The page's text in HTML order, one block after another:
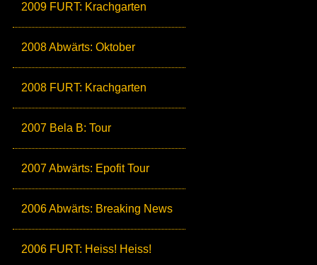
2009 FURT: Krachgarten
2008 Abwärts: Oktober
2008 FURT: Krachgarten
2007 Bela B: Tour
2007 Abwärts: Epofit Tour
2006 Abwärts: Breaking News
2006 FURT: Heiss! Heiss!